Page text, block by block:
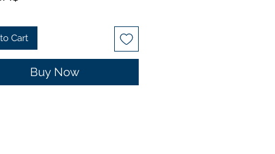
Cart
Buy Now